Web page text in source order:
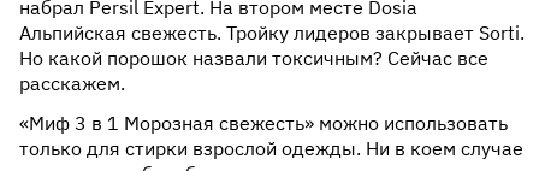
набрал Persil Expert. На втором месте Dosia
Альпийская свежесть. Тройку лидеров закрывает Sorti.
Но какой порошок назвали токсичным? Сейчас все
расскажем.
«Миф 3 в 1 Морозная свежесть» можно использовать
только для стирки взрослой одежды. Ни в коем случае